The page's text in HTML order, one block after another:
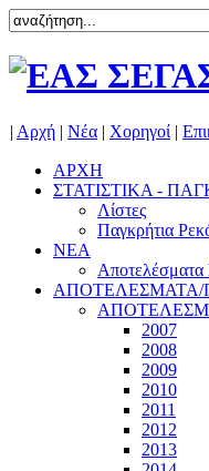
| Αρχή | Νέα | Χορηγοί |
ΑΡΧΗ
ΣΤΑΤΙΣΤΙΚΑ -
Λίστες
Παγκρήτια
ΝΕΑ
2007
2008
2009
2010
2011
2012
2013